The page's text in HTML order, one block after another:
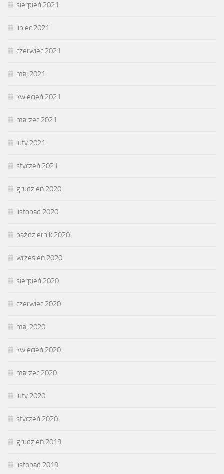
sierpień 2021
lipiec 2021
czerwiec 2021
maj 2021
kwiecień 2021
marzec 2021
luty 2021
styczeń 2021
grudzień 2020
listopad 2020
październik 2020
wrzesień 2020
sierpień 2020
czerwiec 2020
maj 2020
kwiecień 2020
marzec 2020
luty 2020
styczeń 2020
grudzień 2019
listopad 2019